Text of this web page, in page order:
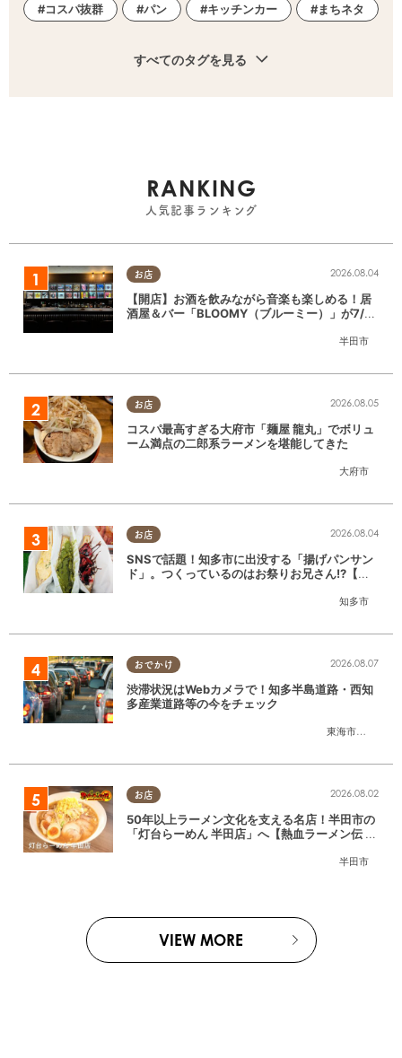
コスパ抜群 パン キッチンカー まちネタ
すべてのタグを見る
RANKING
人気記事ランキング
お店
半田市
2026.08.04
【開店】お酒を飲みながら音楽も楽しめる！居
酒屋＆バー「BLOOMY（ブルーミー）」が7/3
お店
大府市
2026.08.05
コスパ最高すぎる大府市「麺屋 龍丸」でボリュ
ーム満点の二郎系ラーメンを堪能してきた
お店
知多市
2026.08.04
SNSで話題！知多市に出没する「揚げパンサン
ド」。つくっているのはお祭りお兄さん!?【ち
おでかけ
東海市大府市
2026.08.07
渋滞状況はWebカメラで！知多半島道路・西知
多産業道路等の今をチェック
お店
半田市
2026.08.02
50年以上ラーメン文化を支える名店！半田市の
「灯台らーめん 半田店」へ【熱血ラーメン伝 8
VIEW MORE